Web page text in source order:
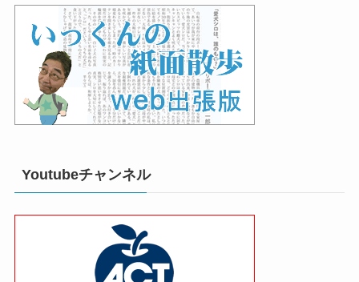
Youtubeチャンネル